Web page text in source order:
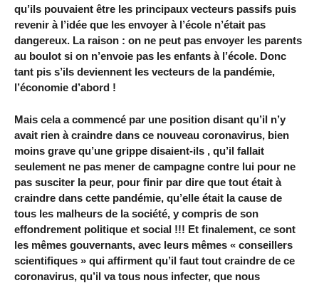
qu’ils pouvaient être les principaux vecteurs passifs puis
revenir à l’idée que les envoyer à l’école n’était pas
dangereux. La raison : on ne peut pas envoyer les parents
au boulot si on n’envoie pas les enfants à l’école. Donc
tant pis s’ils deviennent les vecteurs de la pandémie,
l’économie d’abord !
Mais cela a commencé par une position disant qu’il n’y
avait rien à craindre dans ce nouveau coronavirus, bien
moins grave qu’une grippe disaient-ils , qu’il fallait
seulement ne pas mener de campagne contre lui pour ne
pas susciter la peur, pour finir par dire que tout était à
craindre dans cette pandémie, qu’elle était la cause de
tous les malheurs de la société, y compris de son
effondrement politique et social !!! Et finalement, ce sont
les mêmes gouvernants, avec leurs mêmes « conseillers
scientifiques » qui affirment qu’il faut tout craindre de ce
coronavirus, qu’il va tous nous infecter, que nous